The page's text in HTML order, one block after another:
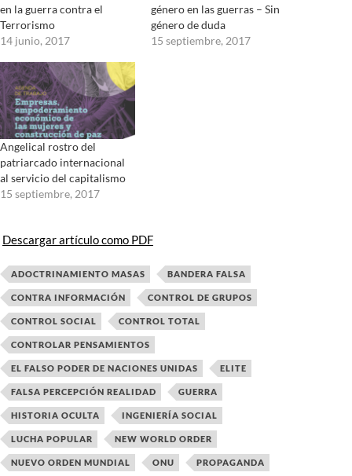
en la guerra contra el
Terrorismo
14 junio, 2017
género en las guerras – Sin
género de duda
15 septiembre, 2017
Angelical rostro del
patriarcado internacional
al servicio del capitalismo
15 septiembre, 2017
Descargar artículo como PDF
ADOCTRINAMIENTO MASAS BANDERA FALSA
CONTRA INFORMACIÓN CONTROL DE GRUPOS
CONTROL SOCIAL CONTROL TOTAL
CONTROLAR PENSAMIENTOS
EL FALSO PODER DE NACIONES UNIDAS ELITE
FALSA PERCEPCIÓN REALIDAD GUERRA
HISTORIA OCULTA INGENIERÍA SOCIAL
LUCHA POPULAR NEW WORLD ORDER
NUEVO ORDEN MUNDIAL ONU PROPAGANDA